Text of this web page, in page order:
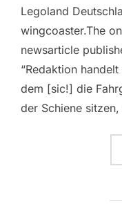
Legoland
wingcoaster.The
newsarticle
“Redaktion
dem [sic!] die
der Schiene